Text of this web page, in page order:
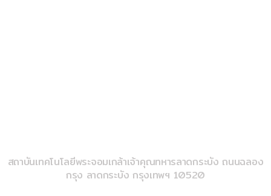
สถาบันเทคโนโลยีพระจอมเกล้าเจ้าคุณทหารลาดกระบัง ถนนฉลอง
กรุง ลาดกระบัง กรุงเทพฯ 10520